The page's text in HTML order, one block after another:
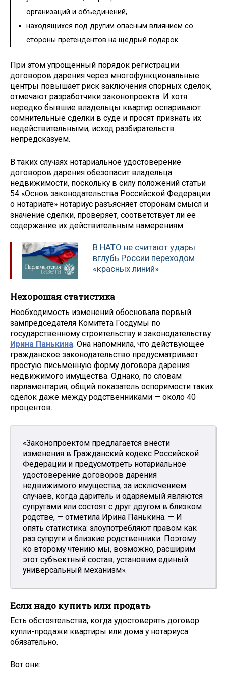
организаций и объединений,
находящихся под другим опасным влиянием со
стороны претендентов на щедрый подарок.
При этом упрощенный порядок регистрации
договоров дарения через многофункциональные
центры повышает риск заключения спорных сделок,
отмечают разработчики законопроекта. И хотя
нередко бывшие владельцы квартир оспаривают
сомнительные сделки в суде и просят признать их
недействительными, исход разбирательств
непредсказуем.
В таких случаях нотариальное удостоверение
договоров дарения обезопасит владельца
недвижимости, поскольку в силу положений статьи
54 «Основ законодательства Российской Федерации
о нотариате» нотариус разъясняет сторонам смысл и
значение сделки, проверяет, соответствует ли ее
содержание их действительным намерениям.
В НАТО не считают удары
вглубь России переходом
«красных линий»
Нехорошая статистика
Необходимость изменений обосновала первый
зампредседателя Комитета Госдумы по
государственному строительству и законодательству
Ирина Панькина. Она напомнила, что действующее
гражданское законодательство предусматривает
простую письменную форму договора дарения
недвижимого имущества. Однако, по словам
парламентария, общий показатель оспоримости таких
сделок даже между родственниками — около 40
процентов.
«Законопроектом предлагается внести
изменения в Гражданский кодекс Российской
Федерации и предусмотреть нотариальное
удостоверение договоров дарения
недвижимого имущества, за исключением
случаев, когда даритель и одаряемый являются
супругами или состоят с друг другом в близком
родстве, — отметила Ирина Панькина. — И
опять статистика: злоупотребляют правом как
раз супруги и близкие родственники. Поэтому
ко второму чтению мы, возможно, расширим
этот субъектный состав, установим единый
универсальный механизм».
Если надо купить или продать
Есть обстоятельства, когда удостоверять договор
купли-продажи квартиры или дома у нотариуса
обязательно.
Вот они: